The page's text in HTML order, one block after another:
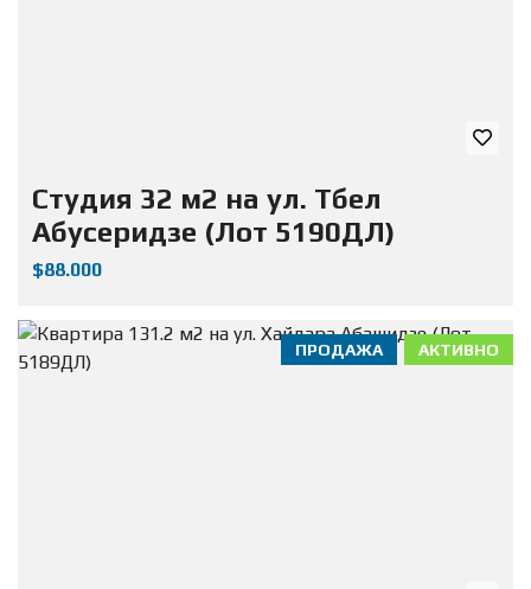
Студия 32 м2 на ул. Тбел
Абусеридзе (Лот 5190ДЛ)
$88.000
АКТИВНО
ПРОДАЖА